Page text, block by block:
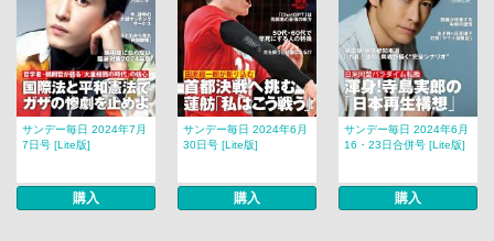
サンデー毎日 2024年7月
7日号 [Lite版]
購入
サンデー毎日 2024年6月
30日号 [Lite版]
購入
サンデー毎日 2024年6月
16・23日合併号 [Lite版]
購入